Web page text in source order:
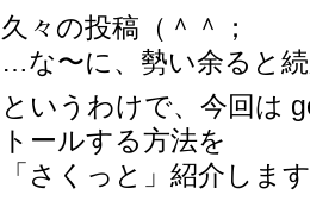
久々の投稿（＾＾；
…な〜に、勢い余ると
というわけで、今回は
トールする方法を
「さくっと」紹介しま